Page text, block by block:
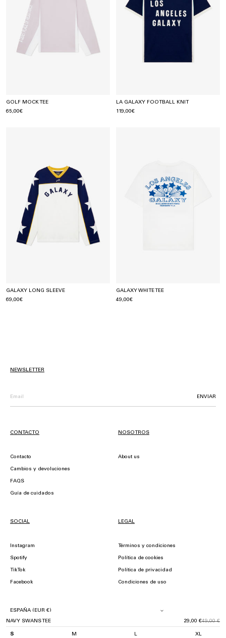
NAVY SWANS TEE 29,00 €49,00 €
S M L XL
GOLF MOCK TEE
65,00€
LA GALAXY FOOTBALL KNIT
119,00€
GALAXY LONG SLEEVE
69,00€
GALAXY WHITE TEE
49,00€
NEWSLETTER
ENVIAR
CONTACTO
Contacto
Cambios y devoluciones
FAQS
Guía de cuidados
NOSOTROS
About us
SOCIAL
Instagram
Spotify
TikTok
Facebook
LEGAL
Términos y condiciones
Política de cookies
Política de privacidad
Condiciones de uso
POMPEII © 2026.